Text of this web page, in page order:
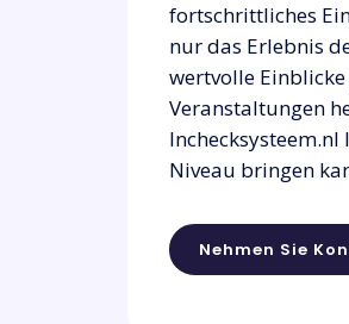
fortschrittliches
nur das Erlebnis
wertvolle
Veranstaltungen
Inchecksysteem.nl
Niveau bringen
Nehmen Sie